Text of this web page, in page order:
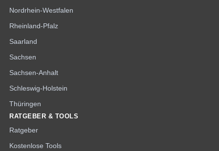
Nordrhein-Westfalen
Rheinland-Pfalz
Saarland
Sachsen
Sachsen-Anhalt
Schleswig-Holstein
Thüringen
RATGEBER & TOOLS
Ratgeber
Kostenlose Tools